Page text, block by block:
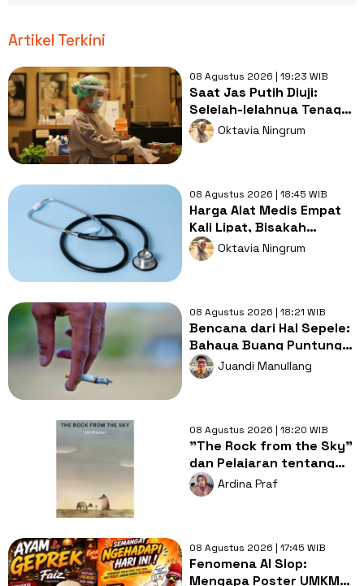
Artikel Terkini
08 Agustus 2026 | 19:23 WIB
Saat Jas Putih Diuji:
Selelah-lelahnya Tenaga
Kesehatan, Tetap Lebih
Melelahkan Jadi Pasien
Oktavia Ningrum
08 Agustus 2026 | 18:45 WIB
Harga Alat Medis Empat
Kali Lipat, Bisakah
Layanan Kesehatan
Tetap Murah?
Oktavia Ningrum
08 Agustus 2026 | 18:21 WIB
Bencana dari Hal Sepele:
Bahaya Buang Puntung
Rokok Sembarangan di
Musim Kemarau
Juandi Manullang
08 Agustus 2026 | 18:20 WIB
"The Rock from the Sky"
dan Pelajaran tentang
Berani Menghadapi
Perubahan
Ardina Praf
08 Agustus 2026 | 17:45 WIB
Fenomena AI Slop:
Mengapa Poster UMKM